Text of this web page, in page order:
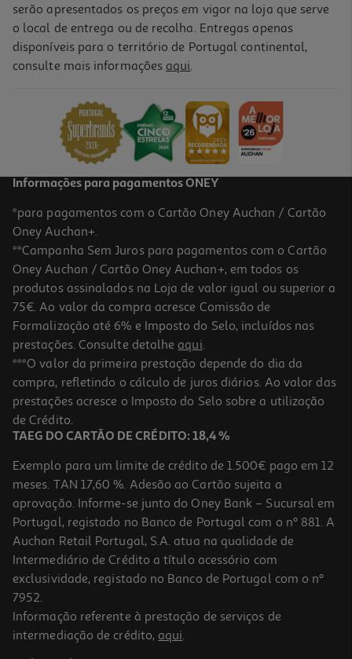
Livro Olivia
PVP de editor
13,41 €
-10%
Livro Toca A Sair - Livro De Histórias
13.49 €/un
14,99 € PVP de editor
13,49 €
-10%
Livro O Maior Cão Deste Livro
serão apresentados os preços em vigor na loja que serve
o local de entrega ou de recolha. Entregas apenas
disponíveis para o território de Portugal continental,
consulte mais informações aqui.
Informações para pagamentos ONEY
*para pagamentos com o Cartão Oney Auchan / Cartão
Oney Auchan+.
**Campanha Sem Juros para pagamentos com o Cartão
Oney Auchan / Cartão Oney Auchan+, em todos os
produtos assinalados na Loja de valor igual ou superior a
75€. Ao valor da compra acresce Comissão de
Formalização até 6% e Imposto do Selo, incluídos nas
prestações. Consulte detalhe aqui.
***O valor da primeira prestação depende do dia da
compra, refletindo o cálculo de juros diários. Ao valor das
prestações acresce o Imposto do Selo sobre a utilização
de Crédito.
TAEG DO CARTÃO DE CRÉDITO: 18,4 %
Exemplo para um limite de crédito de 1.500€ pago em 12
meses. TAN 17,60 %. Adesão ao Cartão sujeita a
aprovação. Informe-se junto do Oney Bank – Sucursal em
Portugal, registado no Banco de Portugal com o nº 881. A
Auchan Retail Portugal, S.A. atua na qualidade de
Intermediário de Crédito a título acessório com
exclusividade, registado no Banco de Portugal com o nº
7952.
Informação referente à prestação de serviços de
intermediação de crédito, aqui.